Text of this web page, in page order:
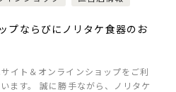
プならびにノリタケ食器のお
イト＆オンラインショップをご利
ます。 誠に勝手ながら、ノリタケ